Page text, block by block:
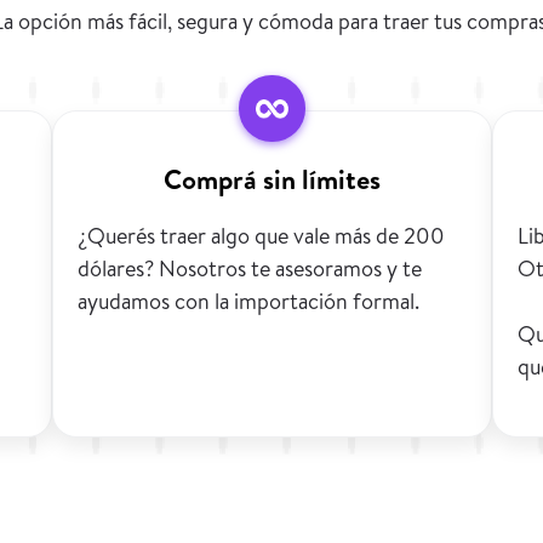
opción más fácil, segura y cómoda para traer tus
Comprá sin límites
¿Querés traer algo que vale más de 200
dólares? Nosotros te asesoramos y te
ayudamos con la importación formal.